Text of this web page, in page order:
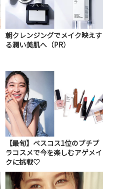
朝クレンジングでメイク映えす
る潤い美肌へ（PR）
【最旬】ベスコス1位のプチプ
ラコスメで今を楽しむアゲメイ
クに挑戦♡